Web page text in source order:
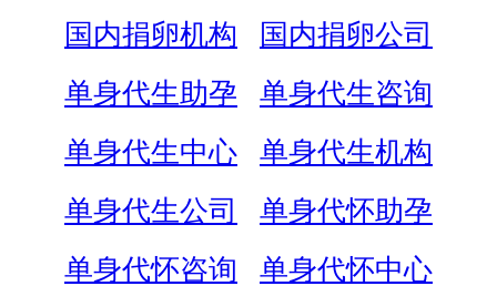
国内捐卵机构
国内捐卵公司
单身代生助孕
单身代生咨询
单身代生中心
单身代生机构
单身代生公司
单身代怀助孕
单身代怀咨询
单身代怀中心